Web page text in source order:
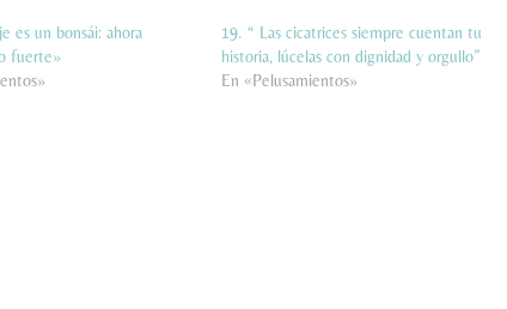
es un bonsái: ahora
fuerte»
19. “ Las cicatrices siempre cuentan tu
historia, lúcelas con dignidad y orgullo”
En «Pelusamientos»